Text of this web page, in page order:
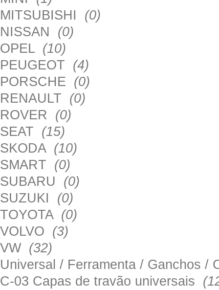
MITSUBISHI (0)
NISSAN (0)
OPEL (10)
PEUGEOT (4)
PORSCHE (0)
RENAULT (0)
ROVER (0)
SEAT (15)
SKODA (10)
SMART (0)
SUBARU (0)
SUZUKI (0)
TOYOTA (0)
VOLVO (3)
VW (32)
Universal / Ferramenta / Ganchos
C-03 Capas de travão universais